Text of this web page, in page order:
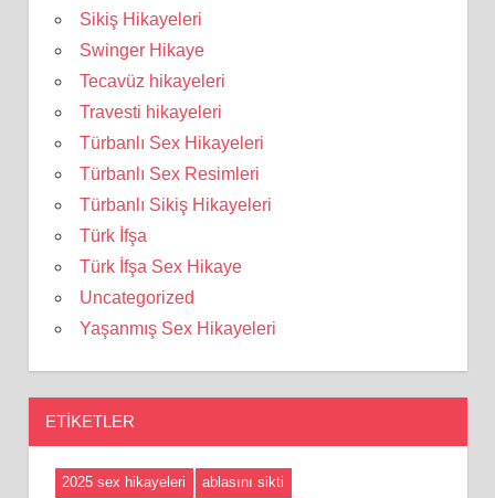
Sikiş Hikayeleri
Swinger Hikaye
Tecavüz hikayeleri
Travesti hikayeleri
Türbanlı Sex Hikayeleri
Türbanlı Sex Resimleri
Türbanlı Sikiş Hikayeleri
Türk İfşa
Türk İfşa Sex Hikaye
Uncategorized
Yaşanmış Sex Hikayeleri
ETIKETLER
2025 sex hikayeleri
ablasını sikti